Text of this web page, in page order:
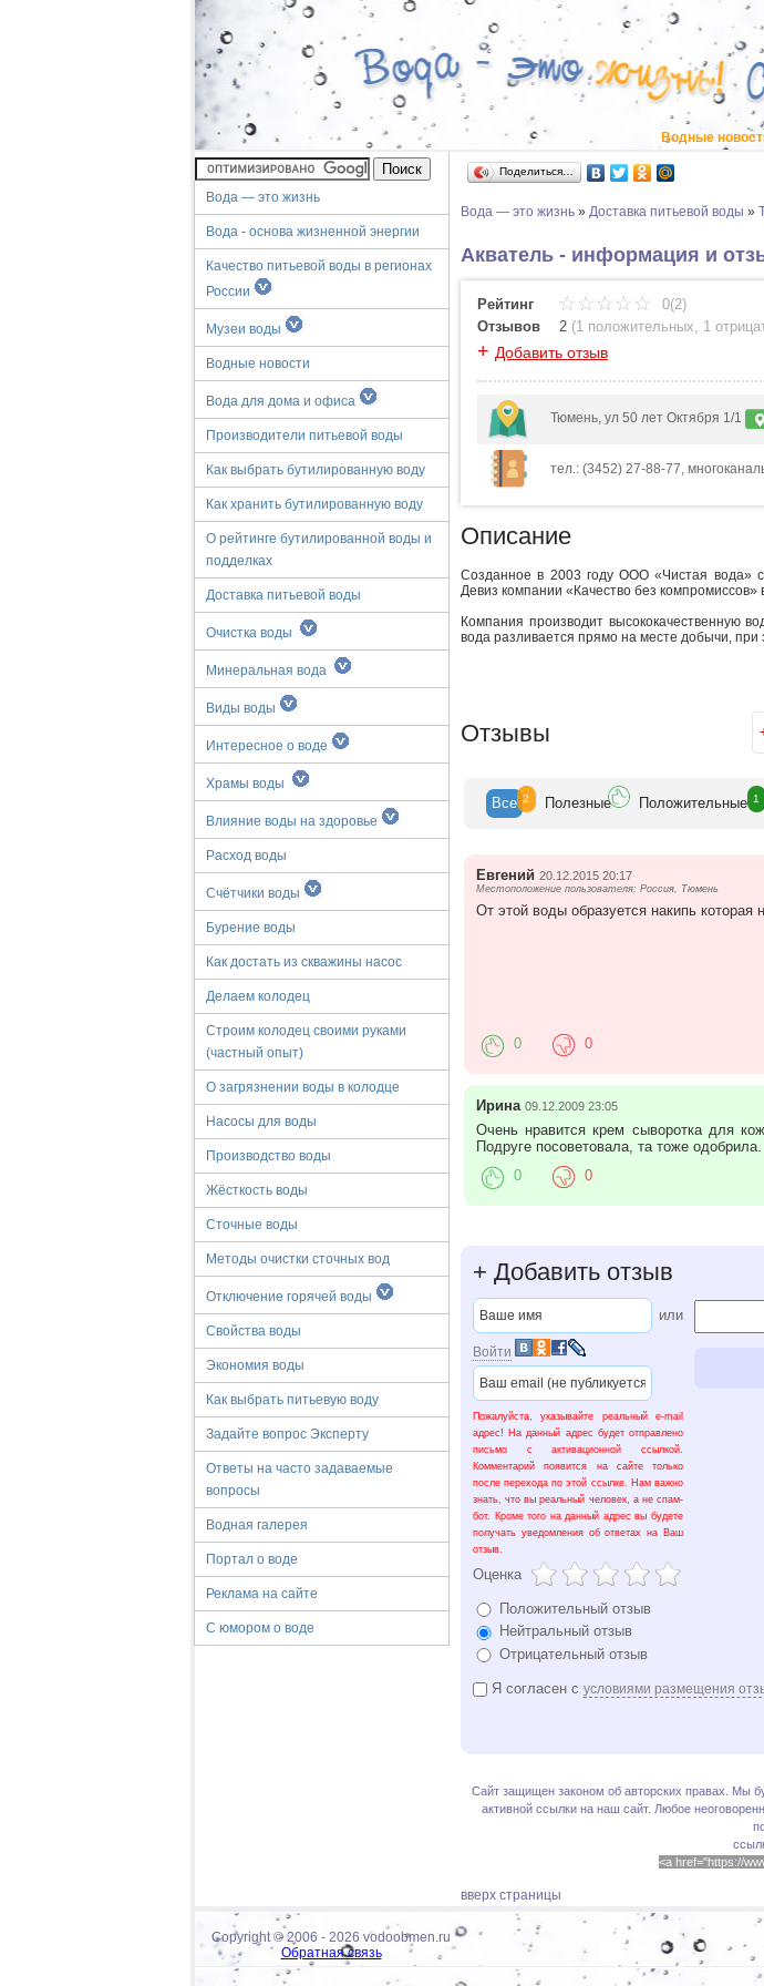
Водные
Вода — это жизнь
Вода - основа жизненной энергии
Качество питьевой воды в регионах
России
Музеи воды
Водные новости
Вода для дома и офиса
Производители питьевой воды
Как выбрать бутилированную воду
Как хранить бутилированную воду
О рейтинге бутилированной воды и
подделках
Доставка питьевой воды
Очистка воды
Минеральная вода
Виды воды
Интересное о воде
Храмы воды
Влияние воды на здоровье
Расход воды
Счётчики воды
Бурение воды
Как достать из скважины насос
Делаем колодец
Строим колодец своими руками
(частный опыт)
О загрязнении воды в колодце
Насосы для воды
Производство воды
Жёсткость воды
Сточные воды
Методы очистки сточных вод
Отключение горячей воды
Свойства воды
Экономия воды
Как выбрать питьевую воду
Задайте вопрос Эксперту
Ответы на часто задаваемые
вопросы
Водная галерея
Портал о воде
Реклама на сайте
С юмором о воде
Поделиться…
Вода — это жизнь » Доставка питьевой воды »
Акватель - информация и
Рейтинг
0(2)
Отзывов
2 (1 положительных, 1
+ Добавить отзыв
Тюмень, ул 50 лет Октября 1/1
тел.: (3452) 27-88-77,
Описание
Созданное в 2003 году ООО «Чистая вода»
Девиз компании «Качество без
Компания производит высококачественную
вода разливается прямо на месте добычи,
Отзывы
Все 2 Полезные Положительные 1
Евгений 20.12.2015 20:17
Местоположение пользователя: Россия, Тюмень
От этой воды образуется накипь
0 0
Ирина 09.12.2009 23:05
Очень нравится крем сыворотка для
Подруге посоветовала, та тоже одобрила.
0 0
+ Добавить отзыв
или
Войти
Пожалуйста, указывайте реальный e-mail
адрес! На данный адрес будет отправлено
письмо с активационной ссылкой.
Комментарий появится на сайте только
после перехода по этой ссылке. Нам важно
знать, что вы реальный человек, а не спам-
бот. Кроме того на данный адрес вы будете
получать уведомления об ответах на Ваш
отзыв.
Оценка
Положительный отзыв
Нейтральный отзыв
Отрицательный отзыв
Я согласен с условиями размещения
Сайт защищен законом об авторских правах. Мы
активной ссылки на наш сайт. Любое
<a href="https://
вверх страницы
Copyright © 2006 - 2026 vodoobmen.ru
Обратная связь